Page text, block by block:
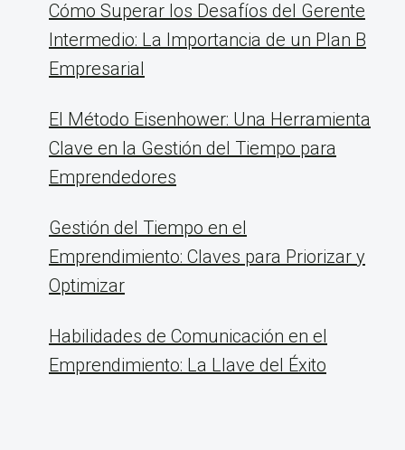
Cómo Superar los Desafíos del Gerente
Intermedio: La Importancia de un Plan B
Empresarial
El Método Eisenhower: Una Herramienta
Clave en la Gestión del Tiempo para
Emprendedores
Gestión del Tiempo en el
Emprendimiento: Claves para Priorizar y
Optimizar
Habilidades de Comunicación en el
Emprendimiento: La Llave del Éxito